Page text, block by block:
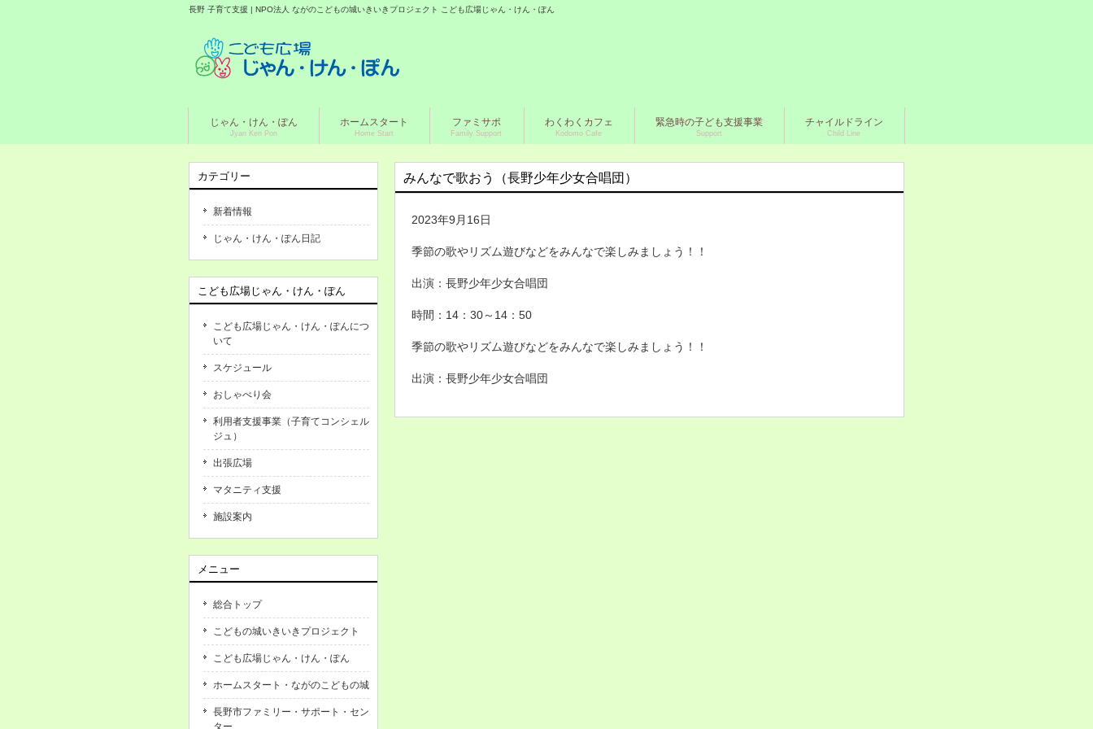
長野 子育て支援 | NPO法人 ながのこどもの城いきいきプロジェクト こども広場じゃん・けん・ぽん
じゃん・けん・ぽん
Jyan Ken Pon
ホームスタート
Home Start
ファミサポ
Family Support
わくわくカフェ
Kodomo Cafe
緊急時の子ども支援事業
Support
チャイルドライン
Child Line
みんなで歌おう（長野少年少女合唱団）
2023年9月16日
季節の歌やリズム遊びなどをみんなで楽しみましょう！！
出演：長野少年少女合唱団
時間：14：30～14：50
季節の歌やリズム遊びなどをみんなで楽しみましょう！！
出演：長野少年少女合唱団
カテゴリー
新着情報
じゃん・けん・ぽん日記
こども広場じゃん・けん・ぽん
こども広場じゃん・けん・ぽんにつ
いて
スケジュール
おしゃべり会
利用者支援事業（子育てコンシェル
ジュ）
出張広場
マタニティ支援
施設案内
メニュー
総合トップ
こどもの城いきいきプロジェクト
こども広場じゃん・けん・ぽん
ホームスタート・ながのこどもの城
長野市ファミリー・サポート・セン
ター